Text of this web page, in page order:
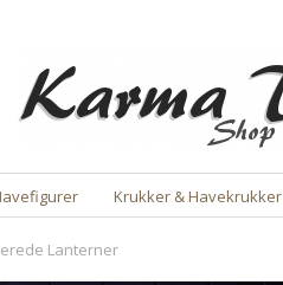
Krukker & Havekrukker
Lanterner